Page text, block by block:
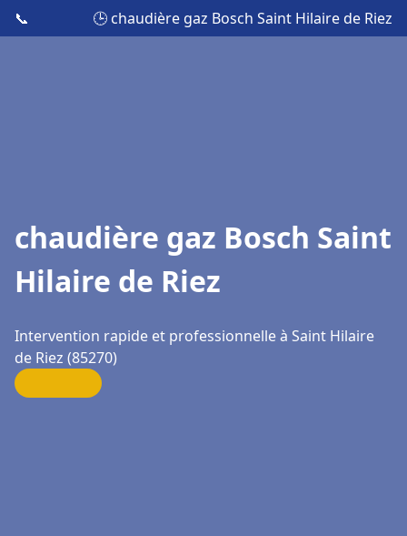
📞 🕒 chaudière gaz Bosch Saint Hilaire de Riez
chaudière gaz Bosch Saint
Hilaire de Riez
Intervention rapide et professionnelle à Saint Hilaire
de Riez (85270)